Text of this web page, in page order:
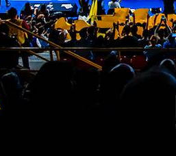
al risparmio noi verona cup
di verona volley